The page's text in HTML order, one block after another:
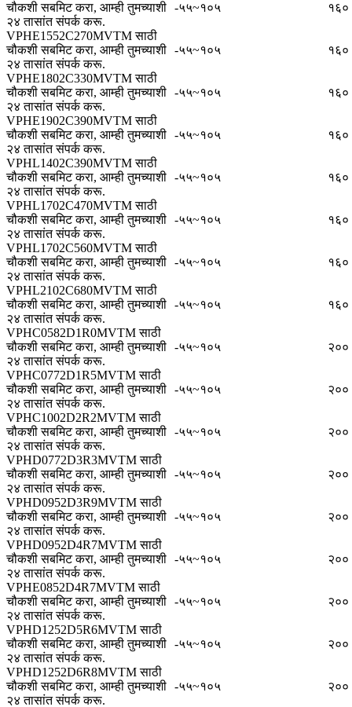
चौकशी सबमिट करा, आम्ही तुमच्याशी
२४ तासांत संपर्क करू.
-५५~१०५ १६०
VPHE1552C270MVTM साठी
चौकशी सबमिट करा, आम्ही तुमच्याशी
२४ तासांत संपर्क करू.
-५५~१०५ १६०
VPHE1802C330MVTM साठी
चौकशी सबमिट करा, आम्ही तुमच्याशी
२४ तासांत संपर्क करू.
-५५~१०५ १६०
VPHE1902C390MVTM साठी
चौकशी सबमिट करा, आम्ही तुमच्याशी
२४ तासांत संपर्क करू.
-५५~१०५ १६०
VPHL1402C390MVTM साठी
चौकशी सबमिट करा, आम्ही तुमच्याशी
२४ तासांत संपर्क करू.
-५५~१०५ १६०
VPHL1702C470MVTM साठी
चौकशी सबमिट करा, आम्ही तुमच्याशी
२४ तासांत संपर्क करू.
-५५~१०५ १६०
VPHL1702C560MVTM साठी
चौकशी सबमिट करा, आम्ही तुमच्याशी
२४ तासांत संपर्क करू.
-५५~१०५ १६०
VPHL2102C680MVTM साठी
चौकशी सबमिट करा, आम्ही तुमच्याशी
२४ तासांत संपर्क करू.
-५५~१०५ १६०
VPHC0582D1R0MVTM साठी
चौकशी सबमिट करा, आम्ही तुमच्याशी
२४ तासांत संपर्क करू.
-५५~१०५ २००
VPHC0772D1R5MVTM साठी
चौकशी सबमिट करा, आम्ही तुमच्याशी
२४ तासांत संपर्क करू.
-५५~१०५ २००
VPHC1002D2R2MVTM साठी
चौकशी सबमिट करा, आम्ही तुमच्याशी
२४ तासांत संपर्क करू.
-५५~१०५ २००
VPHD0772D3R3MVTM साठी
चौकशी सबमिट करा, आम्ही तुमच्याशी
२४ तासांत संपर्क करू.
-५५~१०५ २००
VPHD0952D3R9MVTM साठी
चौकशी सबमिट करा, आम्ही तुमच्याशी
२४ तासांत संपर्क करू.
-५५~१०५ २००
VPHD0952D4R7MVTM साठी
चौकशी सबमिट करा, आम्ही तुमच्याशी
२४ तासांत संपर्क करू.
-५५~१०५ २००
VPHE0852D4R7MVTM साठी
चौकशी सबमिट करा, आम्ही तुमच्याशी
२४ तासांत संपर्क करू.
-५५~१०५ २००
VPHD1252D5R6MVTM साठी
चौकशी सबमिट करा, आम्ही तुमच्याशी
२४ तासांत संपर्क करू.
-५५~१०५ २००
VPHD1252D6R8MVTM साठी
चौकशी सबमिट करा, आम्ही तुमच्याशी
२४ तासांत संपर्क करू.
-५५~१०५ २००